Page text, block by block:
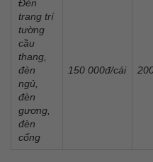
Đèn
trang trí
tường
cầu
thang,
đèn
ngủ,
đèn
gương,
đèn
cổng
150 000đ/cái